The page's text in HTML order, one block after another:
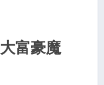
富豪魔